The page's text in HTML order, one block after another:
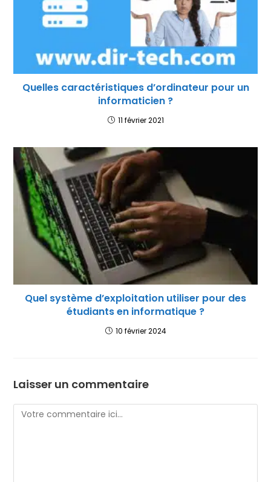
Quelles caractéristiques d’ordinateur pour un
informaticien ?
11 février 2021
Quel système d’exploitation utiliser pour des
étudiants en informatique ?
10 février 2024
Laisser un commentaire
Comment